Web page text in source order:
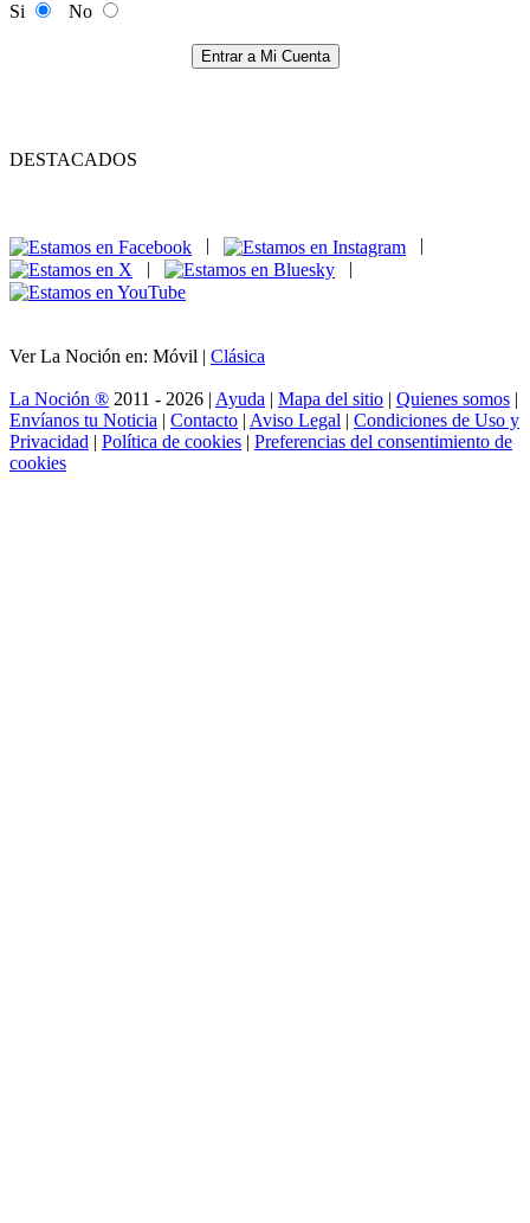
Si
No
Entrar a Mi Cuenta
DESTACADOS
|
|
Ver La Noción en: Móvil | Clásica
La Noción ® 2011 - 2026 | Ayuda | Mapa del sitio | Quienes somos |
Envíanos tu Noticia | Contacto | Aviso Legal | Condiciones de Uso y
Privacidad | Política de cookies | Preferencias del consentimiento de
cookies